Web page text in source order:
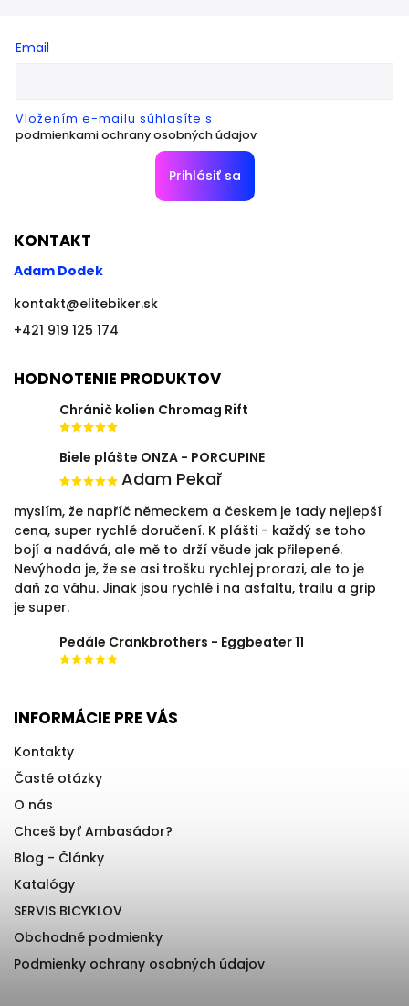
Email
Vložením e-mailu súhlasíte s
podmienkami ochrany osobných údajov
Prihlásiť sa
KONTAKT
Adam Dodek
kontakt@elitebiker.sk
+421 919 125 174
HODNOTENIE PRODUKTOV
Chránič kolien Chromag Rift
Biele plášte ONZA - PORCUPINE
Adam Pekař
myslím, že napříč německem a českem je tady nejlepší
cena, super rychlé doručení. K plášti - každý se toho
bojí a nadává, ale mě to drží všude jak přilepené.
Nevýhoda je, že se asi trošku rychlej prorazi, ale to je
daň za váhu. Jinak jsou rychlé i na asfaltu, trailu a grip
je super.
Pedále Crankbrothers - Eggbeater 11
INFORMÁCIE PRE VÁS
Kontakty
Časté otázky
O nás
Chceš byť Ambasádor?
Blog - Články
Katalógy
SERVIS BICYKLOV
Obchodné podmienky
Podmienky ochrany osobných údajov